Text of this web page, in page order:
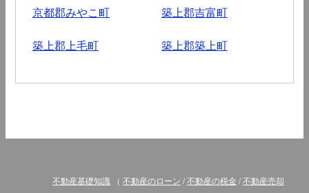
京都郡みやこ町 築上郡吉富町
築上郡上毛町 築上郡築上町
不動産基礎知識 （ 不動産のローン /不動産の税金 /不動産売却